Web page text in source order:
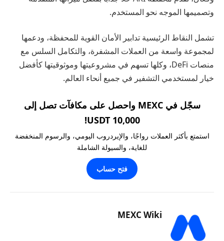
وتصميمها الموجه نحو المستخدم.
تشمل النقاط الرئيسية تدابير الأمان القوية للمحفظة، ودعمها
لمجموعة واسعة من العملات المشفرة، والتكامل السلس مع
منصات DeFi، وكلها تسهم في مشروعيتها وموثوقيتها كأفضل
خيار لمستخدمي التشفير في جميع أنحاء العالم.
سجّل في MEXC واحصل على مكافآت تصل إلى
10,000 USDT!
استمتع بأكثر العملات رواجًا، والإيردروب اليومي، والرسوم المنخفضة
للغاية، والسيولة الشاملة
فتح حساب
MEXC Wiki